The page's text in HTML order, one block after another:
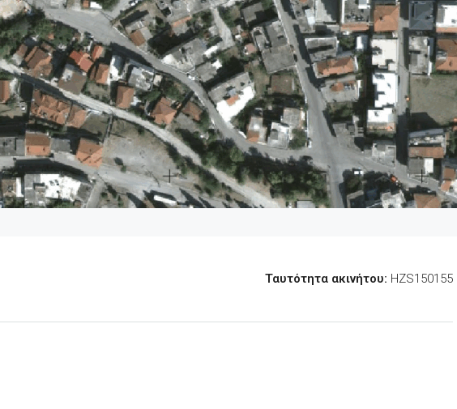
Ταυτότητα ακινήτου: HZS150155